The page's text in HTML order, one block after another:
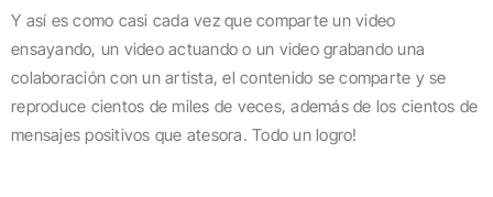
Y así es como casi cada vez que comparte un video
ensayando, un video actuando o un video grabando una
colaboración con un artista, el contenido se comparte y se
reproduce cientos de miles de veces, además de los cientos de
mensajes positivos que atesora. Todo un logro!